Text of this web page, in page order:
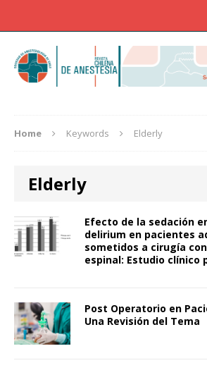
Home Keywords Elderly
Elderly
Efecto de la sedación
delirium en pacientes
sometidos a cirugía
espinal: Estudio clínico
Post Operatorio en
Una Revisión del Tema